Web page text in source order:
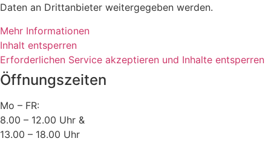
Daten an Drittanbieter weitergegeben werden.
Mehr Informationen
Inhalt entsperren
Erforderlichen Service akzeptieren und Inhalte entsperren
Öffnungszeiten
Mo – FR:
8.00 – 12.00 Uhr &
13.00 – 18.00 Uhr